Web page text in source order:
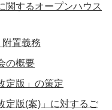
関するオープンハウス
置義務
の概要
定版」の策定
定版(案)」に対するご